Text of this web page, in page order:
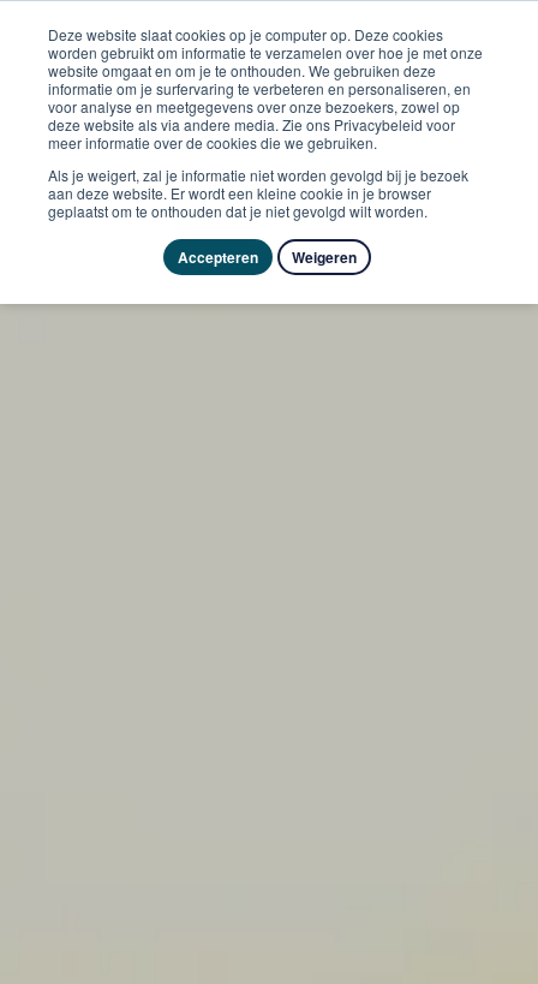
Deze website slaat cookies op je computer op. Deze cookies
worden gebruikt om informatie te verzamelen over hoe je met onze
website omgaat en om je te onthouden. We gebruiken deze
informatie om je surfervaring te verbeteren en personaliseren, en
voor analyse en meetgegevens over onze bezoekers, zowel op
deze website als via andere media. Zie ons Privacybeleid voor
meer informatie over de cookies die we gebruiken.
Als je weigert, zal je informatie niet worden gevolgd bij je bezoek
aan deze website. Er wordt een kleine cookie in je browser
geplaatst om te onthouden dat je niet gevolgd wilt worden.
Accepteren Weigeren